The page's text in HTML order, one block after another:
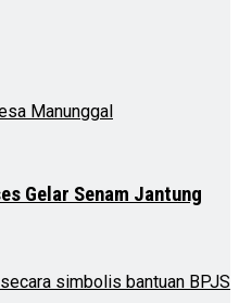
Gelar Senam Jantung